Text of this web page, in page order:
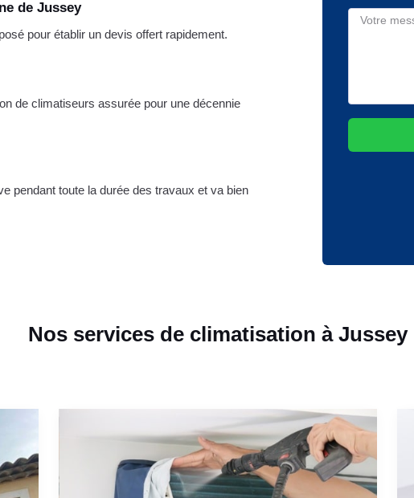
de Jussey
pour établir un devis offert rapidement.
de climatiseurs assurée pour une décennie
pendant toute la durée des travaux et va bien
Nos services de climatisation à Jussey